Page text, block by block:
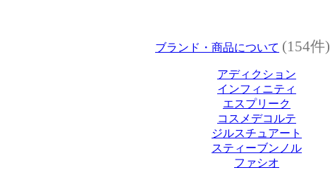
ブランド・商品について (154件)
アディクション
インフィニティ
エスプリーク
コスメデコルテ
ジルスチュアート
スティーブンノル
ファシオ